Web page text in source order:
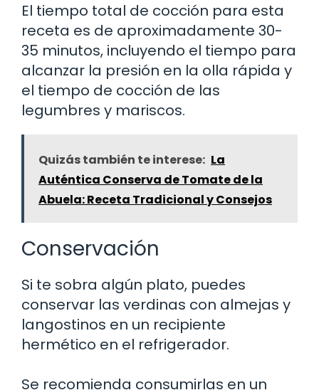
El tiempo total de cocción para esta
receta es de aproximadamente 30-
35 minutos, incluyendo el tiempo para
alcanzar la presión en la olla rápida y
el tiempo de cocción de las
legumbres y mariscos.
Quizás también te interese: La
Auténtica Conserva de Tomate de la
Abuela: Receta Tradicional y Consejos
Conservación
Si te sobra algún plato, puedes
conservar las verdinas con almejas y
langostinos en un recipiente
hermético en el refrigerador.
Se recomienda consumirlas en un